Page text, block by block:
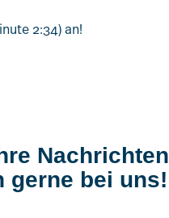
2:34) an!
Nachrichten
gerne bei uns!